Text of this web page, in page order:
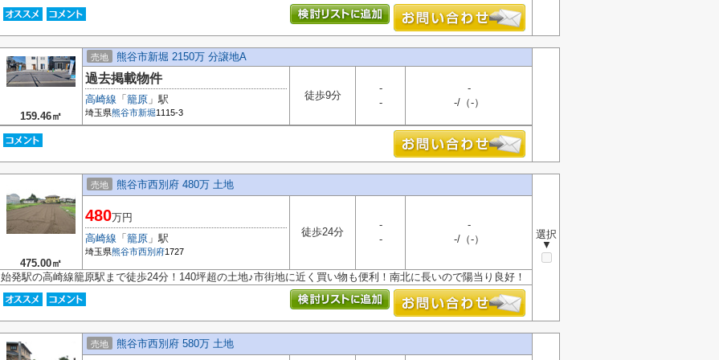
159.46㎡
売地 熊谷市新堀 2150万 分譲地A
過去掲載物件
高崎線 「 籠原 」駅
埼玉県熊谷市新堀1115-3
徒歩9分
-
-
-
-/（-）
475.00㎡
売地 熊谷市西別府 480万 土地
選択
▼
480万円
高崎線 「 籠原 」駅
埼玉県熊谷市西別府1727
徒歩24分
-
-
-
-/（-）
始発駅の高崎線籠原駅まで徒歩24分！140坪超の土地♪市街地に近く買い物も便利！南北に長いので陽当り良好！
売地 熊谷市西別府 580万 土地